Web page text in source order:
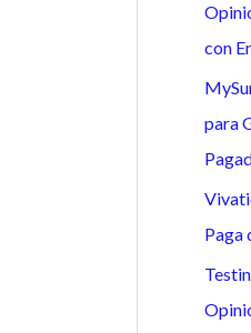
r
p
o
r
:
con
para
Paga